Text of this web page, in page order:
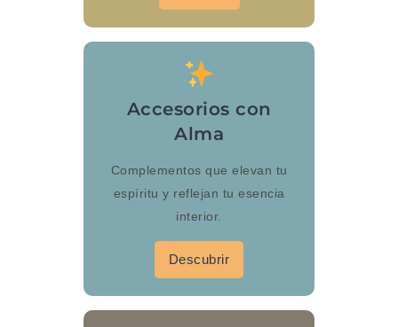
Accesorios con
Alma
Complementos que elevan tu
espíritu y reflejan tu esencia
interior.
Descubrir